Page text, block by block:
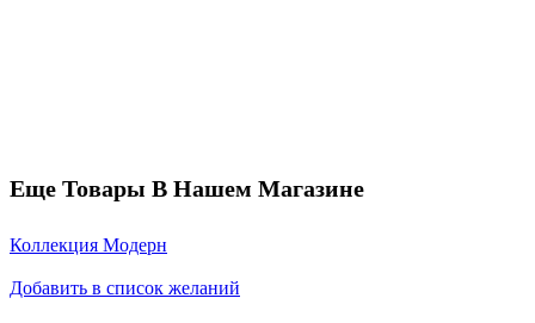
Еще Товары В Нашем Магазине
Коллекция Модерн
Добавить в список желаний